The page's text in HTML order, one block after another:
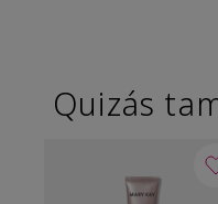
Quizás